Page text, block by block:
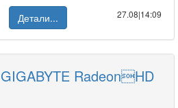
Детали...
27.08|14:09
RadeonHD